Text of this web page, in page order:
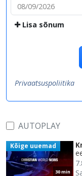
Lisa sõnum
Privaatsuspoliitika
AUTOPLAY
30 min
Kõige uuemad